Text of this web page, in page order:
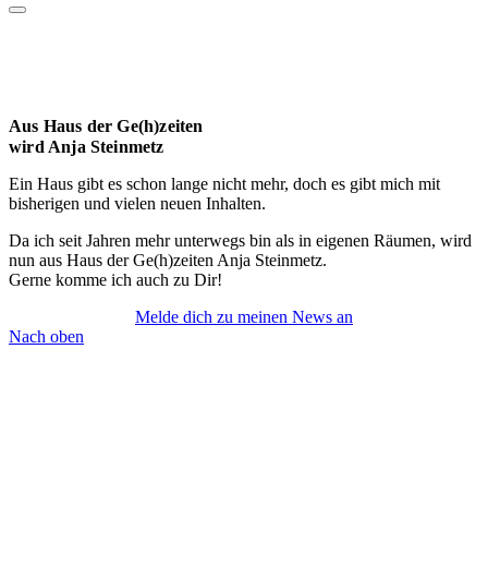
Aus Haus der Ge(h)zeiten
wird Anja Steinmetz
Ein Haus gibt es schon lange nicht mehr, doch es gibt mich mit
bisherigen und vielen neuen Inhalten.
Da ich seit Jahren mehr unterwegs bin als in eigenen Räumen, wird
nun aus Haus der Ge(h)zeiten Anja Steinmetz.
Gerne komme ich auch zu Dir!
Melde dich zu meinen News an
Nach oben